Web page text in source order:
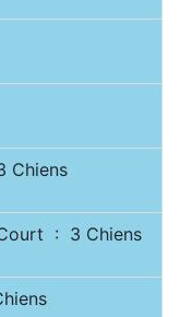
Chiens
Court : 3 Chiens